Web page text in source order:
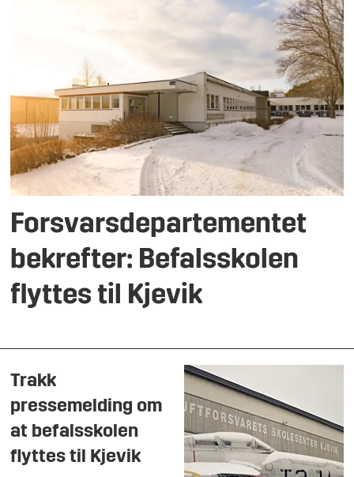
Forsvarsdepartementet
bekrefter: Befalsskolen
flyttes til Kjevik
Trakk
pressemelding om
at befalsskolen
flyttes til Kjevik